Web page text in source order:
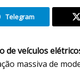
Telegram
de veículos
massiva de